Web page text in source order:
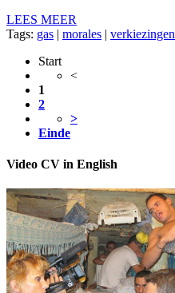
LEES MEER
Tags: gas | morales | verkiezingen
Start
<
1
2
>
Einde
Video CV in English